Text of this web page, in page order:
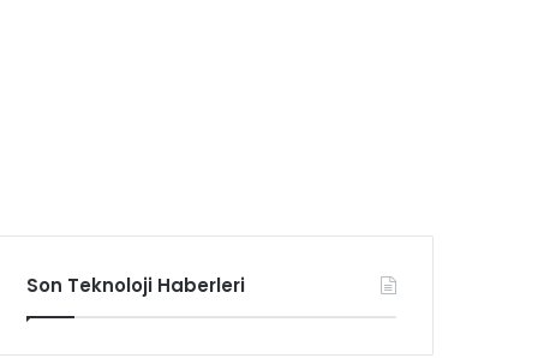
Son Teknoloji Haberleri